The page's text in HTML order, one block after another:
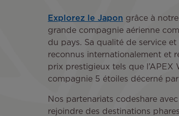
Explorez le Japon grâce à
grande compagnie aérienne
du pays. Sa qualité de service
reconnus internationalement et
prix prestigieux tels que
compagnie 5 étoiles décerné
Nos partenariats codeshare
rejoindre des destinations